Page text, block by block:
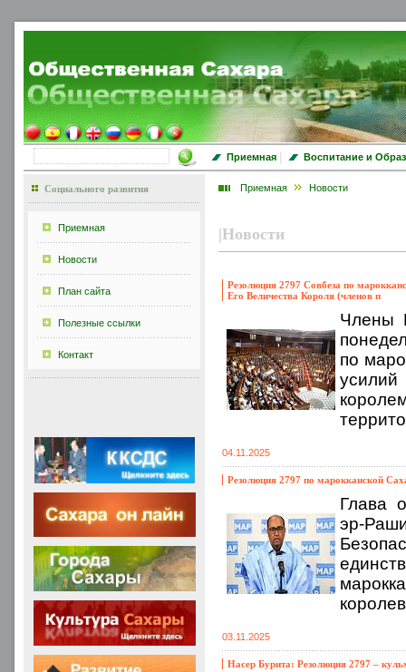
Приемная | Воспитание и
Социального развития
Приемная
Новости
План сайта
Полезные ссылки
Контакт
Приемная Новости
|Новости
Резолюция 2797 Совбеза по
Его Величества Короля (членов п
Члены
по
04.11.2025
Резолюция 2797 по марокканской
Глава
эр-
03.11.2025
Насер Бурита: Резолюция 2797 –